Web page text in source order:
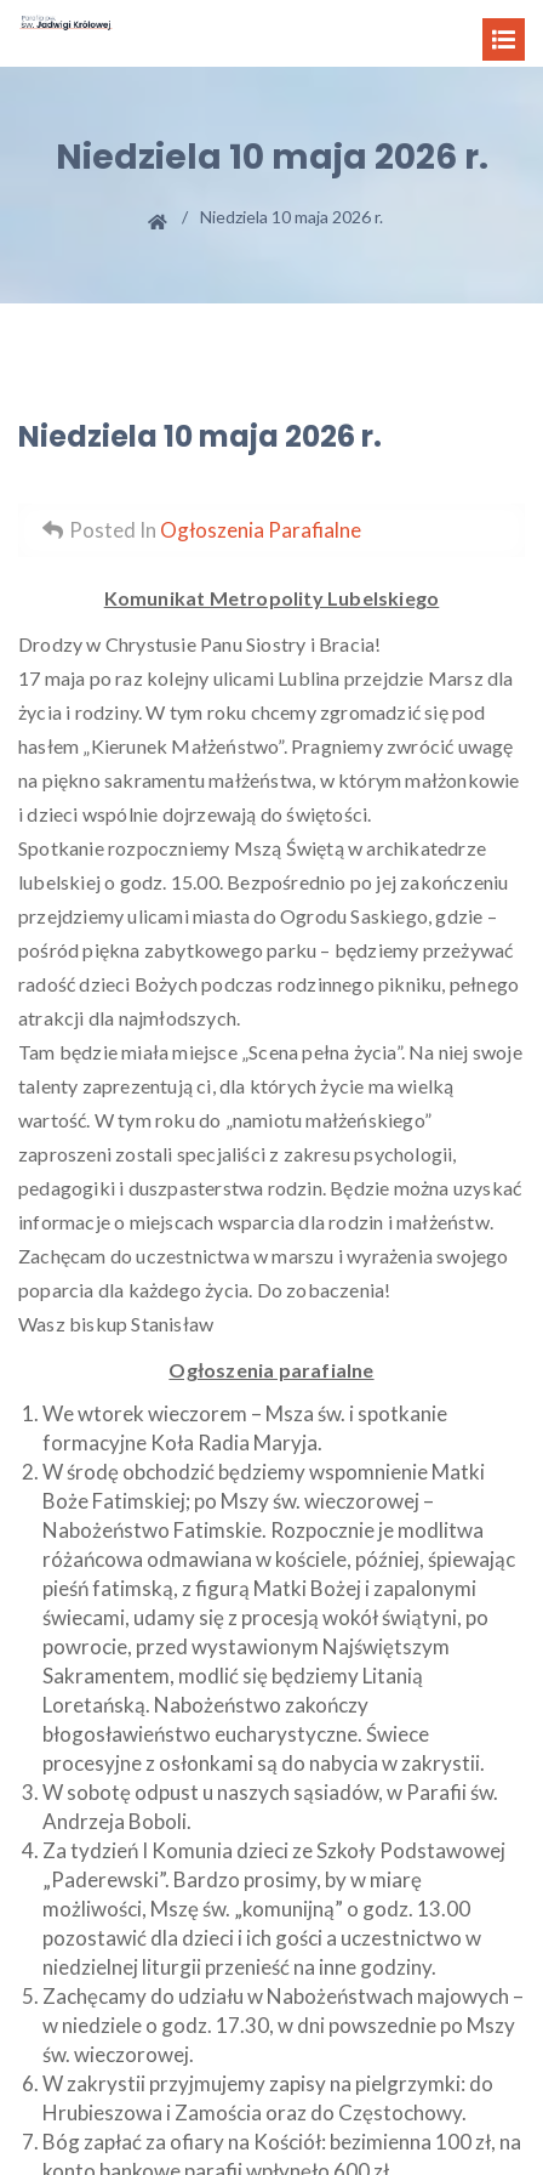
Niedziela 10 maja 2026 r.
Niedziela 10 maja 2026 r.
Niedziela 10 maja 2026 r.
Posted In Ogłoszenia Parafialne
Komunikat Metropolity Lubelskiego
Drodzy w Chrystusie Panu Siostry i Bracia!
17 maja po raz kolejny ulicami Lublina przejdzie Marsz dla
życia i rodziny. W tym roku chcemy zgromadzić się pod
hasłem „Kierunek Małżeństwo”. Pragniemy zwrócić uwagę
na piękno sakramentu małżeństwa, w którym małżonkowie
i dzieci wspólnie dojrzewają do świętości.
Spotkanie rozpoczniemy Mszą Świętą w archikatedrze
lubelskiej o godz. 15.00. Bezpośrednio po jej zakończeniu
przejdziemy ulicami miasta do Ogrodu Saskiego, gdzie –
pośród piękna zabytkowego parku – będziemy przeżywać
radość dzieci Bożych podczas rodzinnego pikniku, pełnego
atrakcji dla najmłodszych.
Tam będzie miała miejsce „Scena pełna życia”. Na niej swoje
talenty zaprezentują ci, dla których życie ma wielką
wartość. W tym roku do „namiotu małżeńskiego”
zaproszeni zostali specjaliści z zakresu psychologii,
pedagogiki i duszpasterstwa rodzin. Będzie można uzyskać
informacje o miejscach wsparcia dla rodzin i małżeństw.
Zachęcam do uczestnictwa w marszu i wyrażenia swojego
poparcia dla każdego życia. Do zobaczenia!
Wasz biskup Stanisław
Ogłoszenia parafialne
We wtorek wieczorem – Msza św. i spotkanie
formacyjne Koła Radia Maryja.
W środę obchodzić będziemy wspomnienie Matki
Boże Fatimskiej; po Mszy św. wieczorowej –
Nabożeństwo Fatimskie. Rozpocznie je modlitwa
różańcowa odmawiana w kościele, później, śpiewając
pieśń fatimską, z figurą Matki Bożej i zapalonymi
świecami, udamy się z procesją wokół świątyni, po
powrocie, przed wystawionym Najświętszym
Sakramentem, modlić się będziemy Litanią
Loretańską. Nabożeństwo zakończy
błogosławieństwo eucharystyczne. Świece
procesyjne z osłonkami są do nabycia w zakrystii.
W sobotę odpust u naszych sąsiadów, w Parafii św.
Andrzeja Boboli.
Za tydzień I Komunia dzieci ze Szkoły Podstawowej
„Paderewski”. Bardzo prosimy, by w miarę
możliwości, Mszę św. „komunijną” o godz. 13.00
pozostawić dla dzieci i ich gości a uczestnictwo w
niedzielnej liturgii przenieść na inne godziny.
Zachęcamy do udziału w Nabożeństwach majowych –
w niedziele o godz. 17.30, w dni powszednie po Mszy
św. wieczorowej.
W zakrystii przyjmujemy zapisy na pielgrzymki: do
Hrubieszowa i Zamościa oraz do Częstochowy.
Bóg zapłać za ofiary na Kościół: bezimienna 100 zł, na